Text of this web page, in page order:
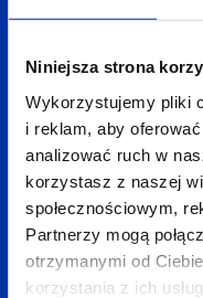
Niniejsza strona
Wykorzystujemy pliki
i reklam, aby
analizować ruch w
korzystasz z naszej
społecznościowym,
Partnerzy mogą
otrzymanymi od
korzystania z ich usług.
LinkedIn X
Wróć do bloga